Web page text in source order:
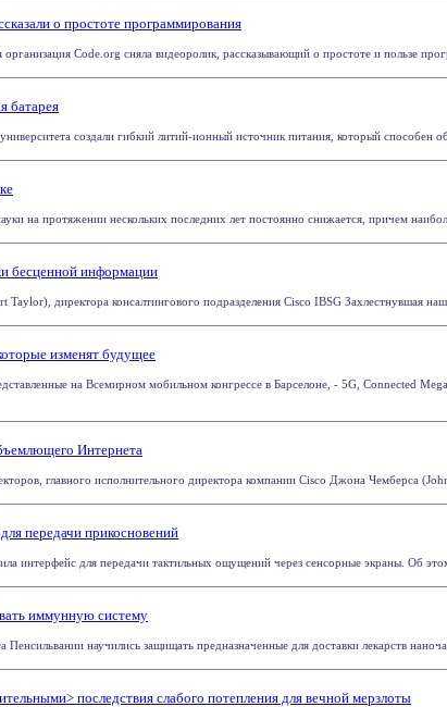
о простоте программирования
организация Code.org сняла видеоролик, рассказывающий о простоте и пользе
батарея
создали гибкий литий-ионный источник питания, который способен
на протяжении нескольких последних лет постоянно снижается, причем
бесценной информации
Taylor), директора консалтингового подразделения Cisco IBSG Захлестнувшая
изменят будущее
на Всемирном мобильном конгрессе в Барселоне, - 5G, Connected
Интернета
главного исполнительного директора компании Cisco Джона Чемберса
передачи прикосновений
интерфейс для передачи тактильных ощущений через сенсорные экраны. Об
иммунную систему
Пенсильвании научились защищать предназначенные для доставки лекарств
последствия слабого потепления для вечной мерзлоты